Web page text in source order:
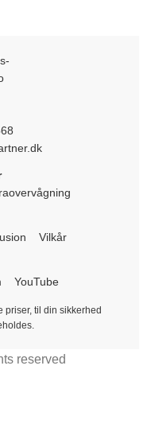
Vilkår
YouTube
priser, til din sikkerhed
reserved